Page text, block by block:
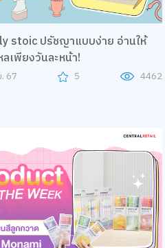
าแบบง่าย อ่านให้
เพียงวันละหน้า!
67 5 4462